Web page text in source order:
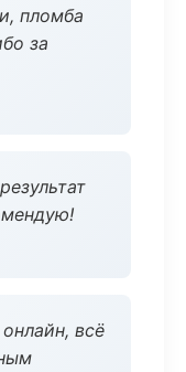
пломба
за
всё